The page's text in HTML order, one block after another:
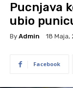
Pucnjava
ubio
By Admin 18 Maja,
Facebook